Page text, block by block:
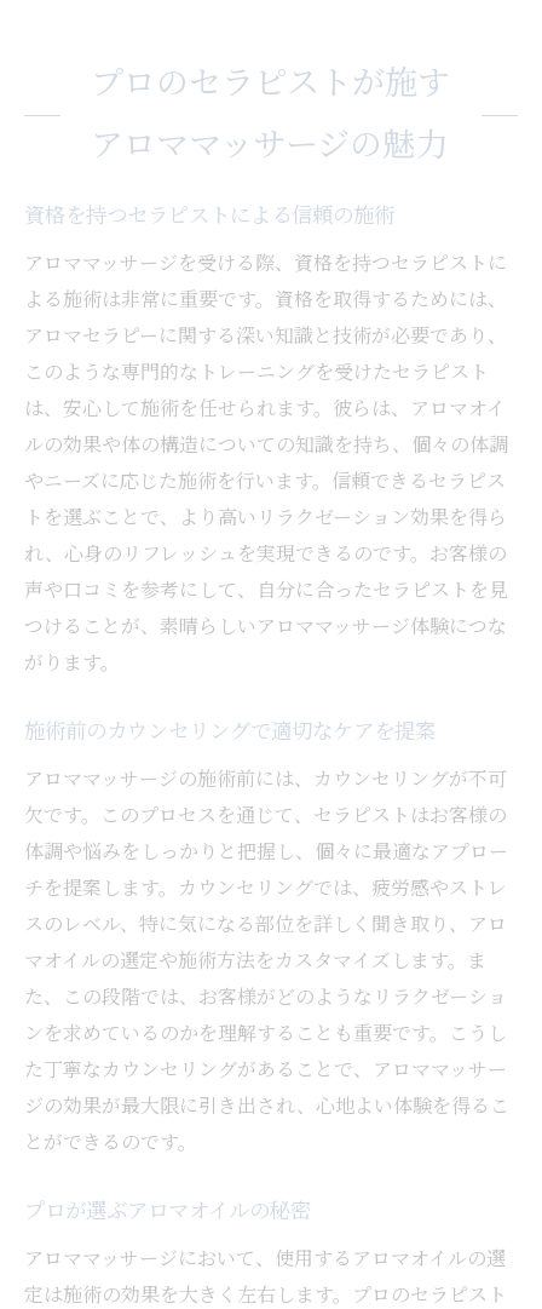
プロのセラピストが施す
アロママッサージの魅力
資格を持つセラピストによる信頼の施術
アロママッサージを受ける際、資格を持つセラピストに
よる施術は非常に重要です。資格を取得するためには、
アロマセラピーに関する深い知識と技術が必要であり、
このような専門的なトレーニングを受けたセラピスト
は、安心して施術を任せられます。彼らは、アロマオイ
ルの効果や体の構造についての知識を持ち、個々の体調
やニーズに応じた施術を行います。信頼できるセラピス
トを選ぶことで、より高いリラクゼーション効果を得ら
れ、心身のリフレッシュを実現できるのです。お客様の
声や口コミを参考にして、自分に合ったセラピストを見
つけることが、素晴らしいアロママッサージ体験につな
がります。
施術前のカウンセリングで適切なケアを提案
アロママッサージの施術前には、カウンセリングが不可
欠です。このプロセスを通じて、セラピストはお客様の
体調や悩みをしっかりと把握し、個々に最適なアプロー
チを提案します。カウンセリングでは、疲労感やストレ
スのレベル、特に気になる部位を詳しく聞き取り、アロ
マオイルの選定や施術方法をカスタマイズします。ま
た、この段階では、お客様がどのようなリラクゼーショ
ンを求めているのかを理解することも重要です。こうし
た丁寧なカウンセリングがあることで、アロママッサー
ジの効果が最大限に引き出され、心地よい体験を得るこ
とができるのです。
プロが選ぶアロマオイルの秘密
アロママッサージにおいて、使用するアロマオイルの選
定は施術の効果を大きく左右します。プロのセラピスト